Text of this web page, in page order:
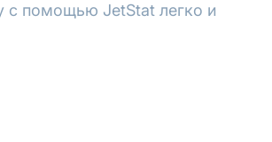
с помощью JetStat легко и